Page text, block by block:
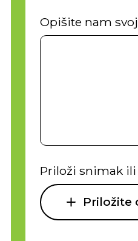
Opišite nam
Priloži snimak
Priložite